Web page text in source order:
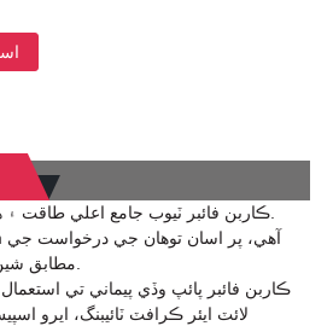
ڪاربن فائبر ٽيوب جامع اعلي طاقت ۽ هلڪو وزن ۾ وڏو فائدو آهي.
مطابق شين کي ترتيب ڏئي سگهون ٿا.
ڪاربن فائبر پائپ وڏي پيماني تي استعمال
لائٽ ايئر ڪرافٽ ٽائيبنگ، ايرو